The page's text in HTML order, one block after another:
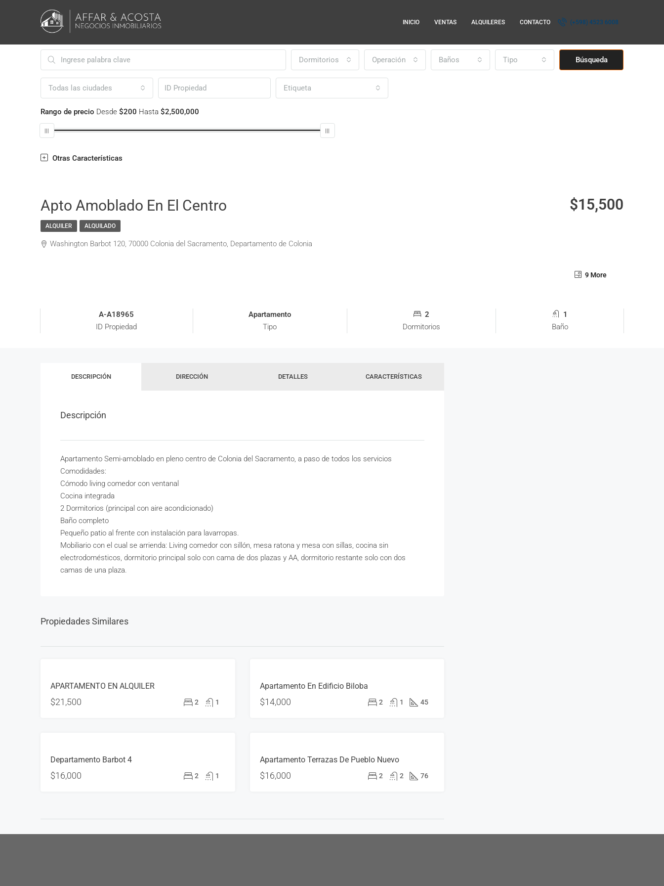
INICIO VENTAS ALQUILERES CONTACTO (+598) 4523 6008
Dormitorios Operación Baños Tipo Búsqueda
Todas las ciudades Etiqueta
Rango de precio Desde $200 Hasta $2,500,000
Otras Características
Apto Amoblado En El Centro $15,500
ALQUILER ALQUILADO
Washington Barbot 120, 70000 Colonia del Sacramento, Departamento de Colonia
9 More
A-A18965
ID Propiedad
Apartamento
Tipo
2
Dormitorios
1
Baño
DESCRIPCIÓN DIRECCIÓN DETALLES CARACTERÍSTICAS
Descripción
Apartamento Semi-amoblado en pleno centro de Colonia del Sacramento, a paso de todos los servicios
Comodidades:
Cómodo living comedor con ventanal
Cocina integrada
2 Dormitorios (principal con aire acondicionado)
Baño completo
Pequeño patio al frente con instalación para lavarropas.
Mobiliario con el cual se arrienda: Living comedor con sillón, mesa ratona y mesa con sillas, cocina sin
electrodomésticos, dormitorio principal solo con cama de dos plazas y AA, dormitorio restante solo con dos
camas de una plaza.
Propiedades Similares
DISPONIBLE
APARTAMENTO EN ALQUILER
$21,500 2 1
ALQUILADO
Apartamento En Edificio Biloba
$14,000 2 1 45
ALQUILADO
Departamento Barbot 4
$16,000 2 1
ALQUILADO
Apartamento Terrazas De Pueblo Nuevo
$16,000 2 2 76